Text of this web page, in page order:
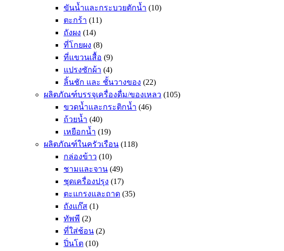
ขันน้ำและกระบวยตักน้ำ (10)
ตะกร้า (11)
ถังผง (14)
ที่โกยผง (8)
ที่แขวนเสื้อ (9)
แปรงซักผ้า (4)
ลิ้นชัก และ ชั้นวางของ (22)
ผลิตภัณฑ์บรรจุเครื่องดื่ม/ของเหลว (105)
ขวดน้ำและกระติกน้ำ (46)
ถ้วยน้ำ (40)
เหยือกน้ำ (19)
ผลิตภัณฑ์ในครัวเรือน (118)
กล่องข้าว (10)
ชามและจาน (49)
ชุดเครื่องปรุง (17)
ตะแกรงและถาด (35)
ถังแก๊ส (1)
ทัพพี (2)
ที่ใส่ช้อน (2)
ปิ่นโต (10)